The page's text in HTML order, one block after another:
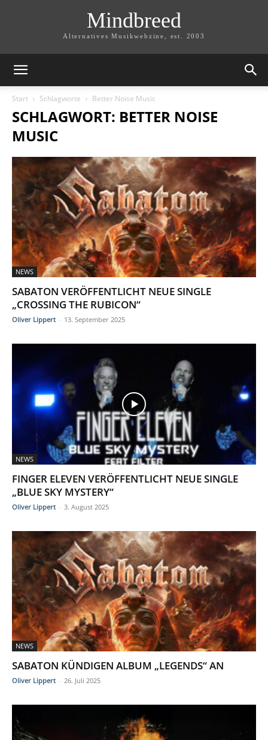
Mindbreed
Alternatives Musikwebzine, est. 2003
Start Schlagworte Better Noise Music
SCHLAGWORT: BETTER NOISE
MUSIC
NEWS
SABATON VERÖFFENTLICHT NEUE SINGLE
„CROSSING THE RUBICON“
Oliver Lippert - 13. September 2025
NEWS
FINGER ELEVEN VERÖFFENTLICHT NEUE SINGLE
„BLUE SKY MYSTERY“
Oliver Lippert - 3. August 2025
NEWS
SABATON KÜNDIGEN ALBUM „LEGENDS“ AN
Oliver Lippert - 26. Juli 2025